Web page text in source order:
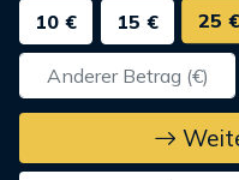
10 €
15 € 25 €